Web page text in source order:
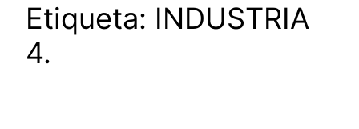
Etiqueta: INDUSTRIA
4.